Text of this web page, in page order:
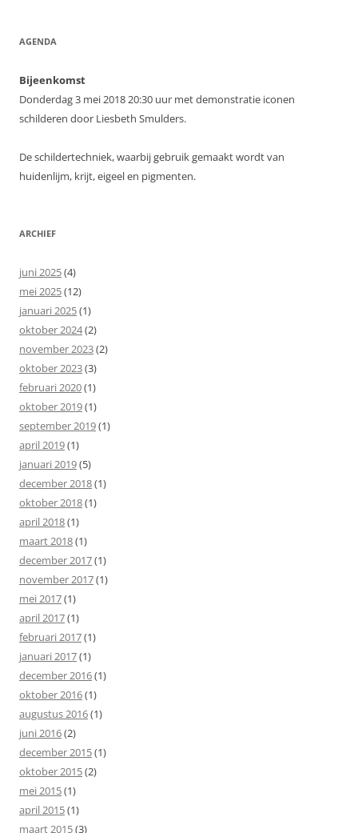
AGENDA
Bijeenkomst
Donderdag 3 mei 2018 20:30 uur met demonstratie iconen
schilderen door Liesbeth Smulders.
De schildertechniek, waarbij gebruik gemaakt wordt van
huidenlijm, krijt, eigeel en pigmenten.
ARCHIEF
juni 2025(4)
mei 2025(12)
januari 2025(1)
oktober 2024(2)
november 2023(2)
oktober 2023(3)
februari 2020(1)
oktober 2019(1)
september 2019(1)
april 2019(1)
januari 2019(5)
december 2018(1)
oktober 2018(1)
april 2018(1)
maart 2018(1)
december 2017(1)
november 2017(1)
mei 2017(1)
april 2017(1)
februari 2017(1)
januari 2017(1)
december 2016(1)
oktober 2016(1)
augustus 2016(1)
juni 2016(2)
december 2015(1)
oktober 2015(2)
mei 2015(1)
april 2015(1)
maart 2015(3)